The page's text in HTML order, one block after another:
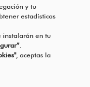
Ambiental
de la
y tu
estadísticas
instalarán en tu
, aceptas la